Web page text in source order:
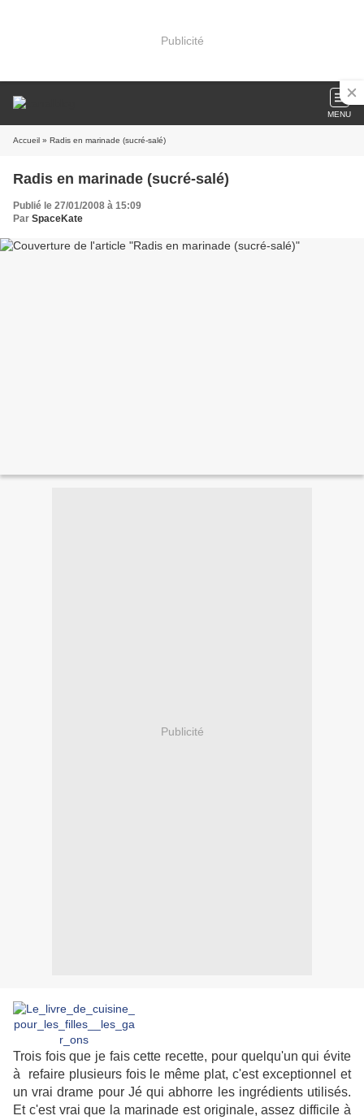
Publicité
MENU
Accueil » Radis en marinade (sucré-salé)
Radis en marinade (sucré-salé)
Publié le 27/01/2008 à 15:09
Par SpaceKate
Publicité
Trois fois que je fais cette recette, pour quelqu'un qui évite
à refaire plusieurs fois le même plat, c'est exceptionnel et
un vrai drame pour Jé qui abhorre les ingrédients utilisés.
Et c'est vrai que la marinade est originale, assez difficile à